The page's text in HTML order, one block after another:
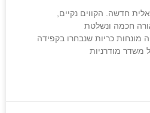
חדשה. הקווים נקיים,
חכמה ונשלטת
כריות שנבחרו בקפידה
משדר מודרניות